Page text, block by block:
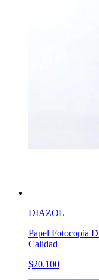
DIAZOL
Papel Fotocopia
Calidad
$20.100